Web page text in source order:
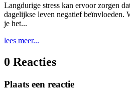
Langdurige stress kan ervoor zorgen
dagelijkse leven negatief beïnvloeden.
je het...
lees meer...
0 Reacties
Plaats een reactie